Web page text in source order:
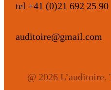
tel +41 (0)21 692 25 90
auditoire@gmail.com
@ 2026 L’auditoire.